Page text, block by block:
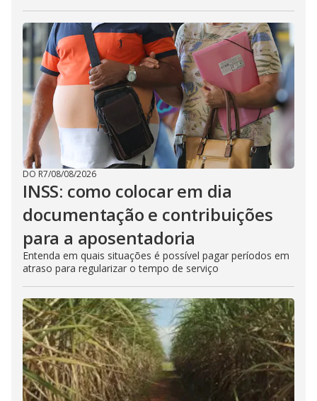
DO R7/08/08/2026
INSS: como colocar em dia
documentação e contribuições
para a aposentadoria
Entenda em quais situações é possível pagar períodos em
atraso para regularizar o tempo de serviço